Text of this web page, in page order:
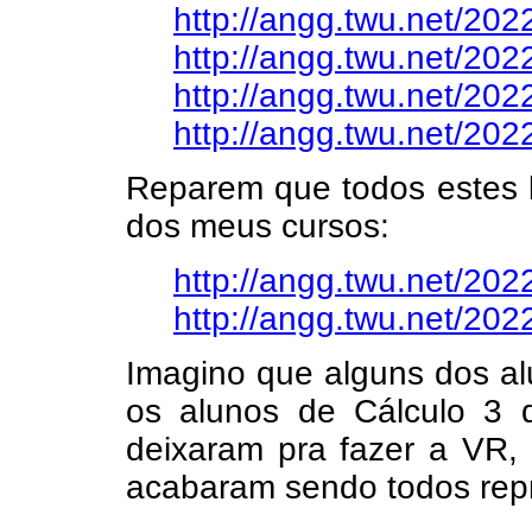
http://angg.twu.net/
http://angg.twu.net/
http://angg.twu.net/
http://angg.twu.net/
Reparem que todos
dos meus cursos:
http://angg.twu.net/
http://angg.twu.net/
Imagino que alguns dos
os alunos de Cálculo 3
deixaram pra fazer a
acabaram sendo todos